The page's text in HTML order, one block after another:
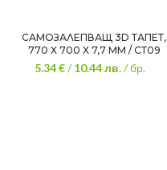
САМОЗАЛЕПВАЩ 3D ТАПЕТ,
770 Х 700 Х 7,7 ММ / СТ09
5.34 €/10.44лв./ бр.